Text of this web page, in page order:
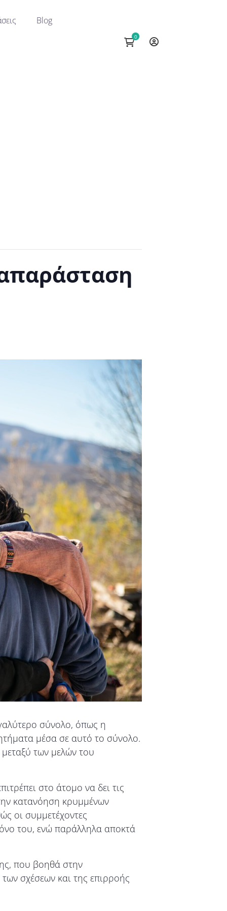
Blog
σύνολο, όπως η
μέσα σε αυτό το σύνολο.
των μελών του
στο άτομο να δει τις
κατανόηση κρυμμένων
οι συμμετέχοντες
του, ενώ παράλληλα αποκτά
που βοηθά στην
σχέσεων και της επιρροής